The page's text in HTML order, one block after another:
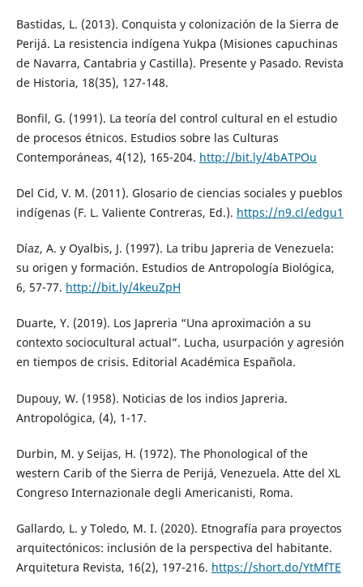
Bastidas, L. (2013). Conquista y colonización de la Sierra de
Perijá. La resistencia indígena Yukpa (Misiones capuchinas
de Navarra, Cantabria y Castilla). Presente y Pasado. Revista
de Historia, 18(35), 127-148.
Bonfil, G. (1991). La teoría del control cultural en el estudio
de procesos étnicos. Estudios sobre las Culturas
Contemporáneas, 4(12), 165-204. http://bit.ly/4bATPOu
Del Cid, V. M. (2011). Glosario de ciencias sociales y pueblos
indígenas (F. L. Valiente Contreras, Ed.). https://n9.cl/edgu1
Díaz, A. y Oyalbis, J. (1997). La tribu Japreria de Venezuela:
su origen y formación. Estudios de Antropología Biológica,
6, 57-77. http://bit.ly/4keuZpH
Duarte, Y. (2019). Los Japreria “Una aproximación a su
contexto sociocultural actual”. Lucha, usurpación y agresión
en tiempos de crisis. Editorial Académica Española.
Dupouy, W. (1958). Noticias de los indios Japreria.
Antropológica, (4), 1-17.
Durbin, M. y Seijas, H. (1972). The Phonological of the
western Carib of the Sierra de Perijá, Venezuela. Atte del XL
Congreso Internazionale degli Americanisti, Roma.
Gallardo, L. y Toledo, M. I. (2020). Etnografía para proyectos
arquitectónicos: inclusión de la perspectiva del habitante.
Arquitetura Revista, 16(2), 197-216. https://short.do/YtMfTE